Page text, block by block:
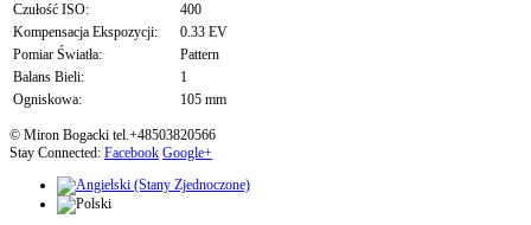
Czułość ISO:
400
Kompensacja Ekspozycji:
0.33 EV
Pomiar Światła:
Pattern
Balans Bieli:
1
Ogniskowa:
105 mm
© Miron Bogacki tel.+48503820566
Stay Connected: Facebook Google+